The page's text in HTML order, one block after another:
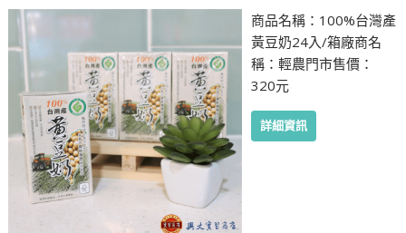
商品名稱：100%台灣產
黃豆奶24入/箱廠商名
稱：輕農門市售價：
320元
詳細資訊